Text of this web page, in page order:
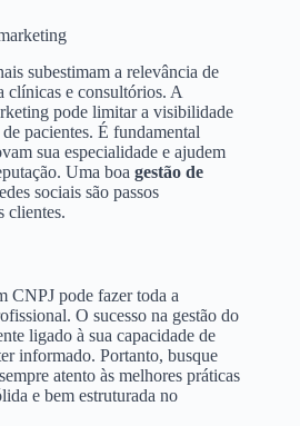
subestimam a relevância de
clínicas e consultórios. A
pode limitar a visibilidade
pacientes. É fundamental
sua especialidade e ajudem
Uma boa gestão de
sociais são passos
clientes.
CNPJ pode fazer toda a
O sucesso na gestão do
ligado à sua capacidade de
informado. Portanto, busque
atento às melhores práticas
e bem estruturada no